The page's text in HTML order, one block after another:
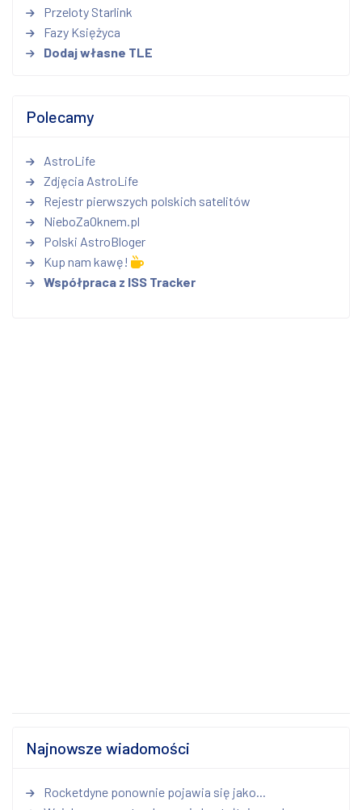
Przeloty Starlink
Fazy Księżyca
Dodaj własne TLE
Polecamy
AstroLife
Zdjęcia AstroLife
Rejestr pierwszych polskich satelitów
NieboZaOknem.pl
Polski AstroBloger
Kup nam kawę!
Współpraca z ISS Tracker
Najnowsze wiadomości
Rocketdyne ponownie pojawia się jako...